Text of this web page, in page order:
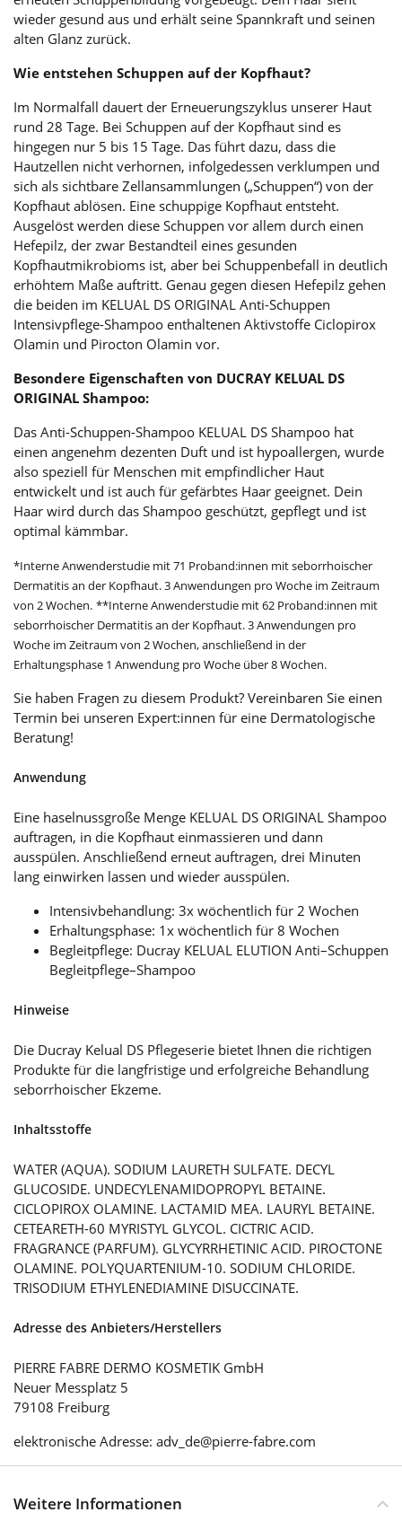
wieder gesund aus und erhält seine Spannkraft und seinen
alten Glanz zurück.
Wie entstehen Schuppen auf der Kopfhaut?
Im Normalfall dauert der Erneuerungszyklus unserer Haut
rund 28 Tage. Bei Schuppen auf der Kopfhaut sind es
hingegen nur 5 bis 15 Tage. Das führt dazu, dass die
Hautzellen nicht verhornen, infolgedessen verklumpen und
sich als sichtbare Zellansammlungen („Schuppen“) von der
Kopfhaut ablösen. Eine schuppige Kopfhaut entsteht.
Ausgelöst werden diese Schuppen vor allem durch einen
Hefepilz, der zwar Bestandteil eines gesunden
Kopfhautmikrobioms ist, aber bei Schuppenbefall in deutlich
erhöhtem Maße auftritt. Genau gegen diesen Hefepilz gehen
die beiden im KELUAL DS ORIGINAL Anti-Schuppen
Intensivpflege-Shampoo enthaltenen Aktivstoffe Ciclopirox
Olamin und Pirocton Olamin vor.
Besondere Eigenschaften von DUCRAY KELUAL DS
ORIGINAL Shampoo:
Das Anti-Schuppen-Shampoo KELUAL DS Shampoo hat
einen angenehm dezenten Duft und ist hypoallergen, wurde
also speziell für Menschen mit empfindlicher Haut
entwickelt und ist auch für gefärbtes Haar geeignet. Dein
Haar wird durch das Shampoo geschützt, gepflegt und ist
optimal kämmbar.
*Interne Anwenderstudie mit 71 Proband:innen mit seborrhoischer
Dermatitis an der Kopfhaut. 3 Anwendungen pro Woche im Zeitraum
von 2 Wochen. **Interne Anwenderstudie mit 62 Proband:innen mit
seborrhoischer Dermatitis an der Kopfhaut. 3 Anwendungen pro
Woche im Zeitraum von 2 Wochen, anschließend in der
Erhaltungsphase 1 Anwendung pro Woche über 8 Wochen.
Sie haben Fragen zu diesem Produkt? Vereinbaren Sie einen
Termin bei unseren Expert:innen für eine Dermatologische
Beratung!
Anwendung
Eine haselnussgroße Menge KELUAL DS ORIGINAL Shampoo
auftragen, in die Kopfhaut einmassieren und dann
ausspülen. Anschließend erneut auftragen, drei Minuten
lang einwirken lassen und wieder ausspülen.
Intensivbehandlung: 3x wöchentlich für 2 Wochen
Erhaltungsphase: 1x wöchentlich für 8 Wochen
Begleitpflege: Ducray KELUAL ELUTION Anti–Schuppen
Begleitpflege–Shampoo
Hinweise
Die Ducray Kelual DS Pflegeserie bietet Ihnen die richtigen
Produkte für die langfristige und erfolgreiche Behandlung
seborrhoischer Ekzeme.
Inhaltsstoffe
WATER (AQUA). SODIUM LAURETH SULFATE. DECYL
GLUCOSIDE. UNDECYLENAMIDOPROPYL BETAINE.
CICLOPIROX OLAMINE. LACTAMID MEA. LAURYL BETAINE.
CETEARETH-60 MYRISTYL GLYCOL. CICTRIC ACID.
FRAGRANCE (PARFUM). GLYCYRRHETINIC ACID. PIROCTONE
OLAMINE. POLYQUARTENIUM-10. SODIUM CHLORIDE.
TRISODIUM ETHYLENEDIAMINE DISUCCINATE.
Adresse des Anbieters/Herstellers
PIERRE FABRE DERMO KOSMETIK GmbH
Neuer Messplatz 5
79108 Freiburg
elektronische Adresse: adv_de@pierre-fabre.com
Weitere Informationen